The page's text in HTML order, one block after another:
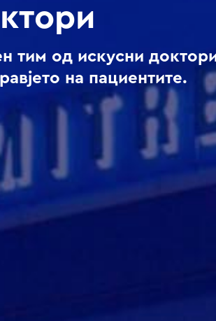
тим од искусни
на пациентите.